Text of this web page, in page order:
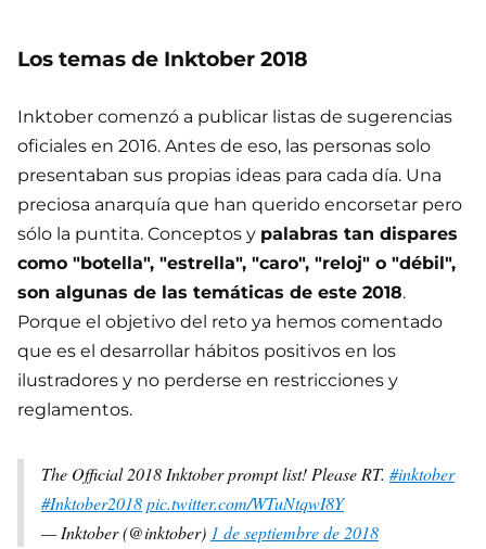
Los temas de Inktober 2018
Inktober comenzó a publicar listas de sugerencias
oficiales en 2016. Antes de eso, las personas solo
presentaban sus propias ideas para cada día. Una
preciosa anarquía que han querido encorsetar pero
sólo la puntita. Conceptos y palabras tan dispares
como "botella", "estrella", "caro", "reloj" o "débil",
son algunas de las temáticas de este 2018.
Porque el objetivo del reto ya hemos comentado
que es el desarrollar hábitos positivos en los
ilustradores y no perderse en restricciones y
reglamentos.
The Official 2018 Inktober prompt list! Please RT. #inktober
#Inktober2018pic.twitter.com/WTuNtqwI8Y
— Inktober (@inktober) 1 de septiembre de 2018